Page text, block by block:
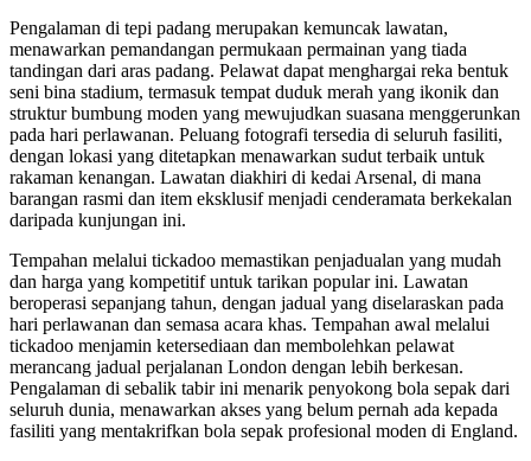
Pengalaman di tepi padang merupakan kemuncak lawatan,
menawarkan pemandangan permukaan permainan yang tiada
tandingan dari aras padang. Pelawat dapat menghargai reka bentuk
seni bina stadium, termasuk tempat duduk merah yang ikonik dan
struktur bumbung moden yang mewujudkan suasana menggerunkan
pada hari perlawanan. Peluang fotografi tersedia di seluruh fasiliti,
dengan lokasi yang ditetapkan menawarkan sudut terbaik untuk
rakaman kenangan. Lawatan diakhiri di kedai Arsenal, di mana
barangan rasmi dan item eksklusif menjadi cenderamata berkekalan
daripada kunjungan ini.
Tempahan melalui tickadoo memastikan penjadualan yang mudah
dan harga yang kompetitif untuk tarikan popular ini. Lawatan
beroperasi sepanjang tahun, dengan jadual yang diselaraskan pada
hari perlawanan dan semasa acara khas. Tempahan awal melalui
tickadoo menjamin ketersediaan dan membolehkan pelawat
merancang jadual perjalanan London dengan lebih berkesan.
Pengalaman di sebalik tabir ini menarik penyokong bola sepak dari
seluruh dunia, menawarkan akses yang belum pernah ada kepada
fasiliti yang mentakrifkan bola sepak profesional moden di England.